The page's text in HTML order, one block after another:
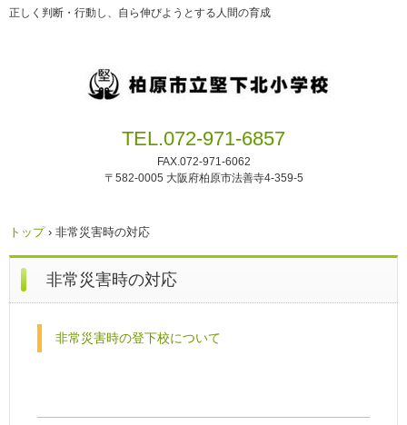
正しく判断・行動し、自ら伸びようとする人間の育成
TEL.072-971-6857
FAX.072-971-6062
〒582-0005 大阪府柏原市法善寺4-359-5
トップ › 非常災害時の対応
非常災害時の対応
非常災害時の登下校について